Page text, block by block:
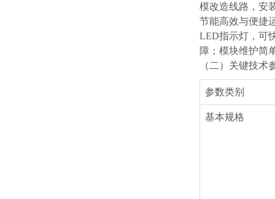
模改造线路，安
节能高效与便捷
LED指示灯，可
障；模块维护简
（二）关键技术
参数类别
基本规格